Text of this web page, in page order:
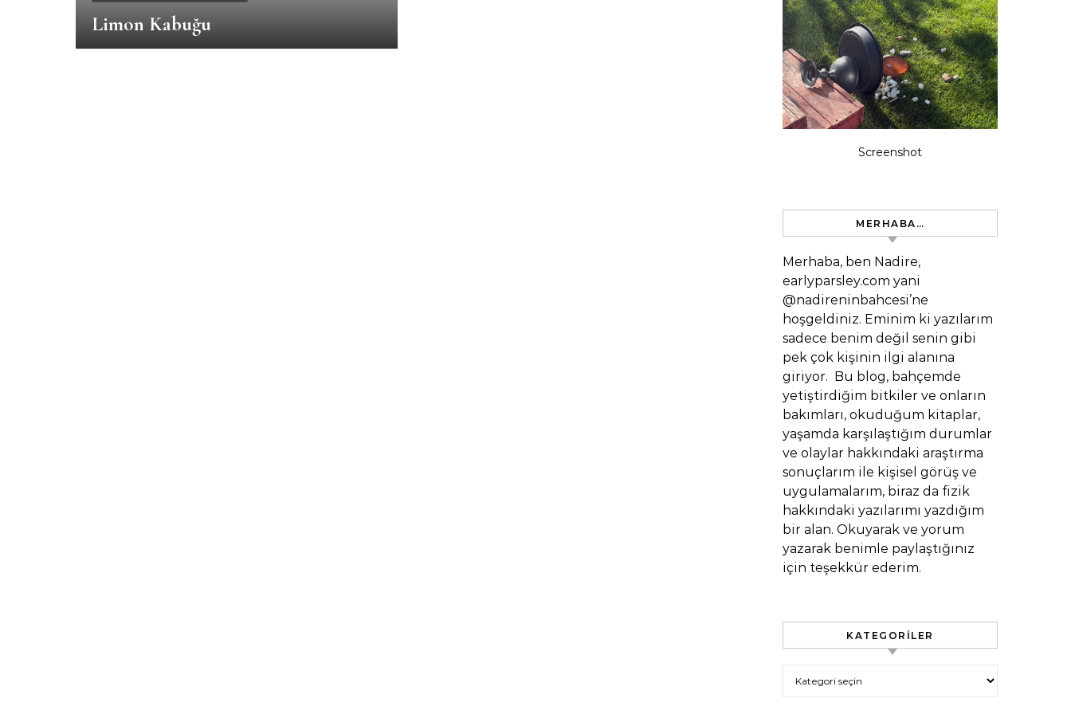
Limon Kabuğu
Screenshot
MERHABA…
Merhaba, ben Nadire,
earlyparsley.com yani
@nadireninbahcesi’ne
hoşgeldiniz. Eminim ki yazılarım
sadece benim değil senin gibi
pek çok kişinin ilgi alanına
giriyor. Bu blog, bahçemde
yetiştirdiğim bitkiler ve onların
bakımları, okuduğum kitaplar,
yaşamda karşılaştığım durumlar
ve olaylar hakkındaki araştırma
sonuçlarım ile kişisel görüş ve
uygulamalarım, biraz da fizik
hakkındaki yazılarımı yazdığım
bir alan. Okuyarak ve yorum
yazarak benimle paylaştığınız
için teşekkür ederim.
KATEGORILER